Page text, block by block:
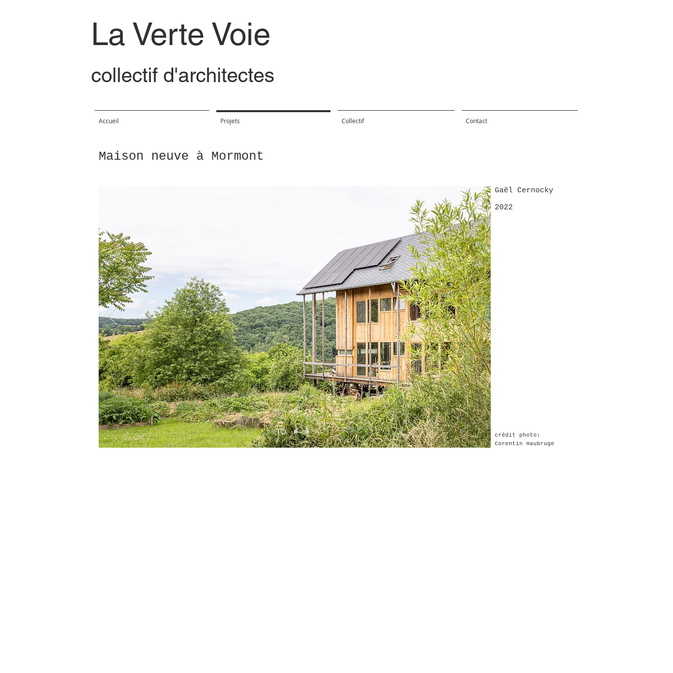
La Verte Voie
collectif d'architectes
Accueil Projets Collectif Contact
Maison neuve à Mormont
Gaël Cernocky
2022
crédit photo:
Corentin Haubruge